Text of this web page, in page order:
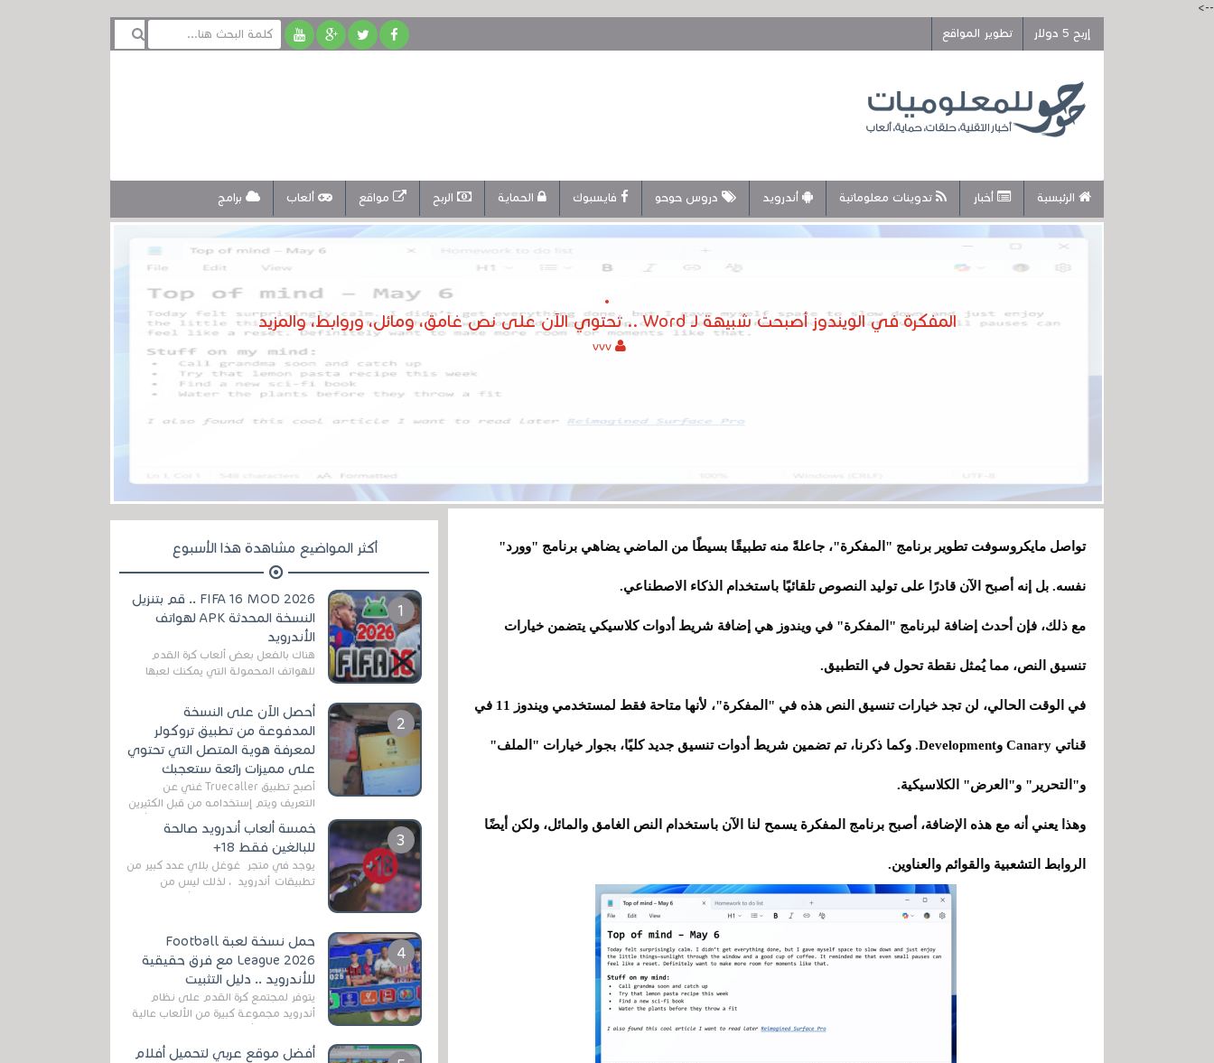
-->
إربح 5 دولار
تطوير المواقع
الرئيسية أخبار تدوينات معلوماتية أندرويد دروس حوحو فايسبوك الحماية الربح مواقع ألعاب برامج
المفكرة في الويندوز أصبحت شبيهة لـ Word .. تحتوي الآن على نص غامق، ومائل، وروابط، والمزيد
vvv
تواصل مايكروسوفت تطوير برنامج "المفكرة"، جاعلةً منه تطبيقًا بسيطًا من الماضي يضاهي برنامج "وورد"
نفسه. بل إنه أصبح الآن قادرًا على توليد النصوص تلقائيًا باستخدام الذكاء الاصطناعي.
مع ذلك، فإن أحدث إضافة لبرنامج "المفكرة" في ويندوز هي إضافة شريط أدوات كلاسيكي يتضمن خيارات
تنسيق النص، مما يُمثل نقطة تحول في التطبيق.
في الوقت الحالي، لن تجد خيارات تنسيق النص هذه في "المفكرة"، لأنها متاحة فقط لمستخدمي ويندوز 11 في
قناتي Canary وDevelopment. وكما ذكرنا، تم تضمين شريط أدوات تنسيق جديد كليًا، بجوار خيارات "الملف"
و"التحرير" و"العرض" الكلاسيكية.
وهذا يعني أنه مع هذه الإضافة، أصبح برنامج المفكرة يسمح لنا الآن باستخدام النص الغامق والمائل، ولكن أيضًا
الروابط التشعبية والقوائم والعناوين.
أكثر المواضيع مشاهدة هذا الأسبوع
FIFA 16 MOD 2026 .. قم بتنزيل
النسخة المحدثة APK لهواتف
الأندرويد
هناك بالفعل بعض ألعاب كرة القدم
للهواتف المحمولة التي يمكنك لعبها
مثل EA Sports ...
أحصل الآن على النسخة
المدفوعة من تطبيق تروكولر
لمعرفة هوية المتصل التي تحتوي
على مميزات رائعة ستعجبك
أصبح تطبيق Truecaller غني عن
التعريف ويتم إستخدامه من قبل الكثيرين
رغم المخاطر المتعلقه به وذلك من أجل
التخلص من المضايقات الكثيرة في
العال...
خمسة ألعاب أندرويد صالحة
للبالغين فقط 18+
يوجد في متجر غوغل بلاي عدد كبير من
تطبيقات أندرويد ، لذلك ليس من
حمل نسخة لعبة Football
League 2026 مع فرق حقيقية
للأندرويد .. دليل التثبيت
يتوفر لمجتمع كرة القدم على نظام
أندرويد مجموعة كبيرة من الألعاب عالية
Sports FC 26 (المعروفة سابقًا باسم ...
أفضل موقع عربي لتحميل أفلام